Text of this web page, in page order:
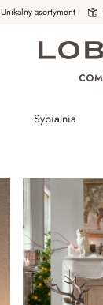
Unikalny asortyment
Sypialnia